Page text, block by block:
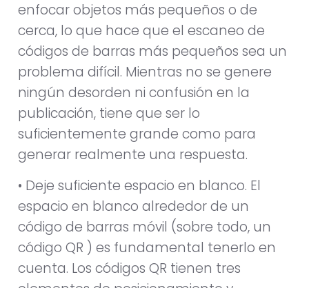
enfocar objetos más pequeños o de
cerca, lo que hace que el escaneo de
códigos de barras más pequeños sea un
problema difícil. Mientras no se genere
ningún desorden ni confusión en la
publicación, tiene que ser lo
suficientemente grande como para
generar realmente una respuesta.
• Deje suficiente espacio en blanco. El
espacio en blanco alrededor de un
código de barras móvil (sobre todo, un
código QR ) es fundamental tenerlo en
cuenta. Los códigos QR tienen tres